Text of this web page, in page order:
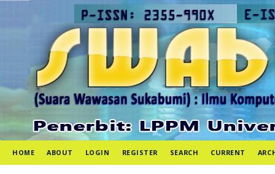
HOME ABOUT LOGIN REGISTER SEARCH CURRENT